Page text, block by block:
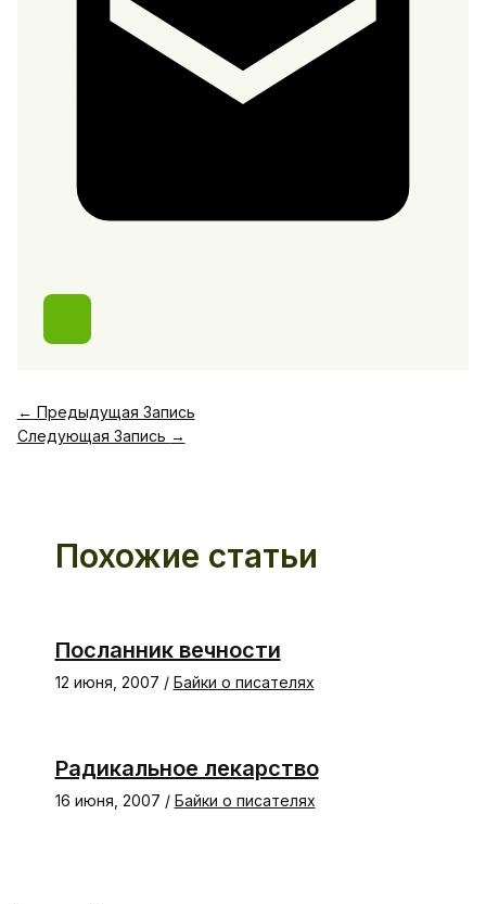
← Предыдущая Запись
Следующая Запись →
Похожие статьи
Посланник вечности
12 июня, 2007 / Байки о писателях
Радикальное лекарство
16 июня, 2007 / Байки о писателях